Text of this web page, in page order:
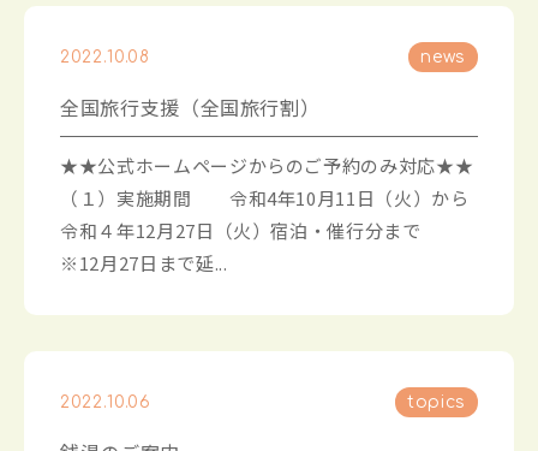
2022.10.08 news
全国旅行支援（全国旅行割）
★★公式ホームページからのご予約のみ対応★★
（１）実施期間 令和4年10月11日（火）から
令和４年12月27日（火）宿泊・催行分まで
※12月27日まで延...
2022.10.06 topics